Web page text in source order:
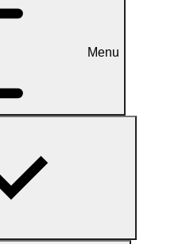
Menu